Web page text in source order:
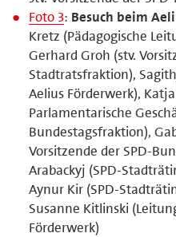
Foto 3: Besuch beim
Kretz (Pädagogische
Gerhard Groh (stv.
Stadtratsfraktion),
Aelius Förderwerk),
Parlamentarische
Bundestagsfraktion),
Vorsitzende der SPD-
Arabackyj (SPD-
Aynur Kir (SPD-
Susanne Kitlinski
Förderwerk)